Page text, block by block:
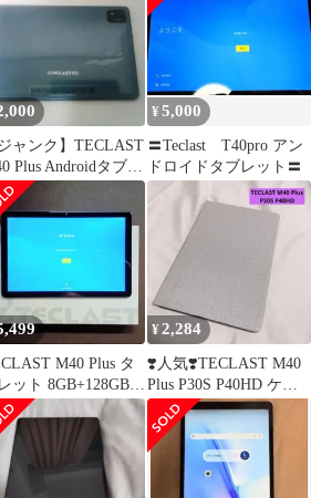
ジャンク】TECLAST
Plus Androidタブレ
¥5,000
〓Teclast T40pro アン
ドロイドタブレット〓
M40 Plus タ
ット 8GB+128GB
¥2,284
❣️人気❣️TECLAST M40
Plus P30S P40HD ケー
ス